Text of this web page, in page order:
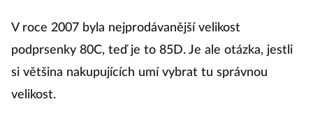
V roce 2007 byla nejprodávanější velikost
podprsenky 80C, teď je to 85D. Je ale otázka, jestli
si většina nakupujících umí vybrat tu správnou
velikost.